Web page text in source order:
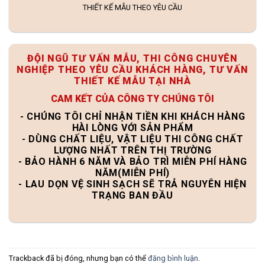
THIẾT KẾ MẪU THEO YÊU CẦU
ĐỘI NGŨ TƯ VẤN MẪU, THI CÔNG CHUYÊN
NGHIỆP THEO YÊU CẦU KHÁCH HÀNG, TƯ VẤN
THIẾT KẾ MẪU TẠI NHÀ
CAM KẾT CỦA CÔNG TY CHÚNG TÔI
- CHÚNG TÔI CHỈ NHẬN TIỀN KHI KHÁCH HÀNG
HÀI LÒNG VỚI SẢN PHẨM
- DÙNG CHẤT LIỆU, VẬT LIỆU THI CÔNG CHẤT
LƯỢNG NHẤT TRÊN THỊ TRƯỜNG
- BẢO HÀNH 6 NĂM VÀ BẢO TRÌ MIỄN PHÍ HÀNG
NĂM(MIỄN PHÍ)
- LAU DỌN VỆ SINH SẠCH SẼ TRẢ NGUYÊN HIỆN
TRẠNG BAN ĐẦU
Trackback đã bị đóng, nhưng bạn có thể đăng bình luận